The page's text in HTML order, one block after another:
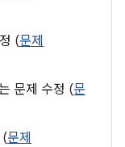
(문제
문제 수정 (문
문제